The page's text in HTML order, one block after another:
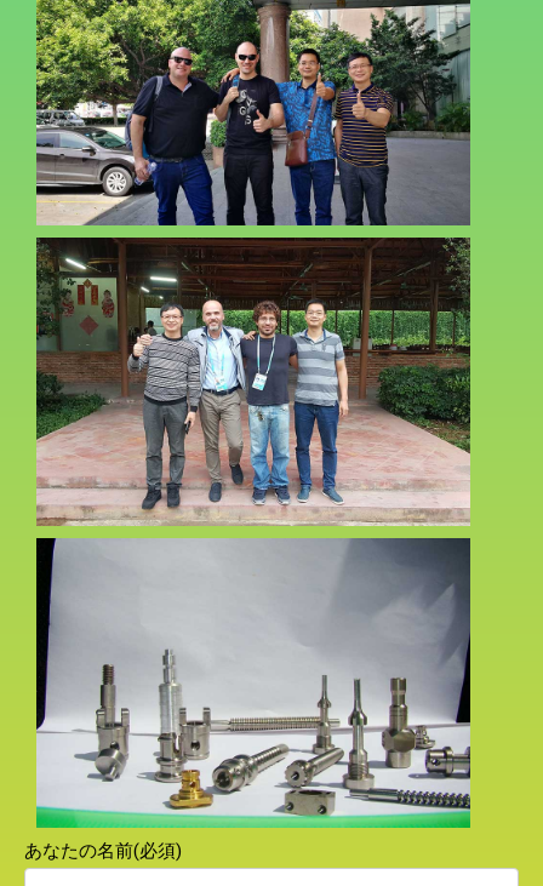
あなたの名前(必須)